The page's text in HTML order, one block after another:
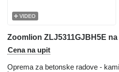
VIDEO
Cena na upit
Oprema za betonske radove -